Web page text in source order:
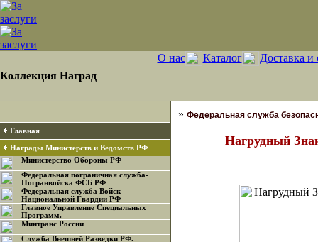
Коллекция Наград
О нас Каталог Доставка и
Главная
Награды Министерств и Ведомств РФ
Министерство Обороны РФ
Федеральная пограничная служба-
Погранвойска ФСБ РФ
Федеральная служба Войск
Национальной Гвардии РФ
Главное Управление Специальных
Программ.
Минтранс России
Служба Внешней Разведки РФ.
» Федеральная служба
Нагрудный